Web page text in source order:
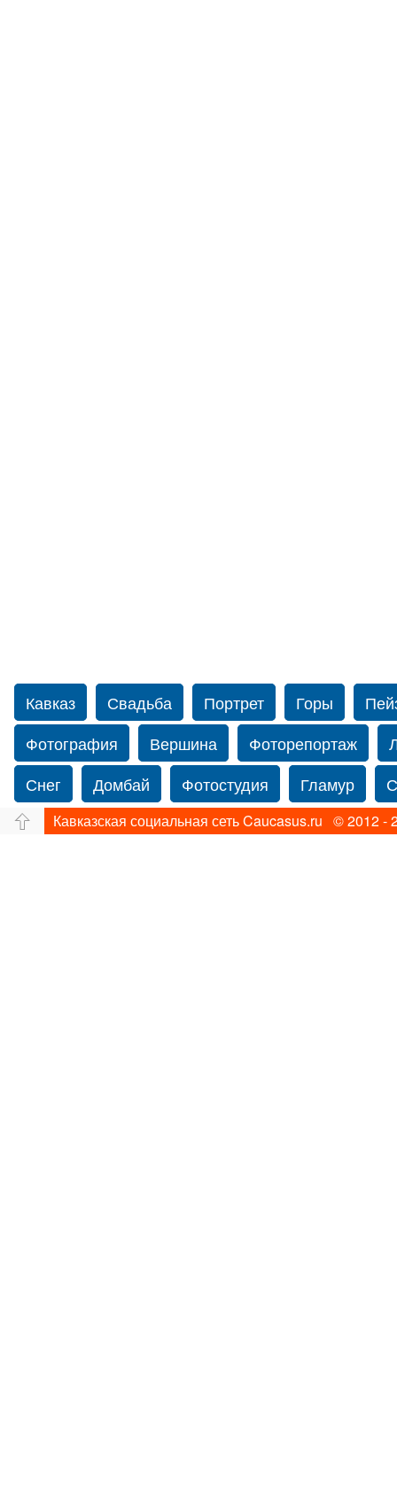
Кавказ Свадьба Портрет Горы
Фотография
Вершина Фоторепортаж
Снег
Домбай Фотостудия Гламур
Путешествие
Перевал Ущелье
Кавказская социальная сеть Caucasus.ru © 2012 -